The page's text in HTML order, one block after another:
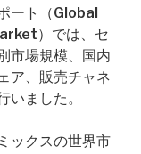
ート（Global
）では、セ
市場規模、国内
ア、販売チャネ
いました。
ックスの世界市